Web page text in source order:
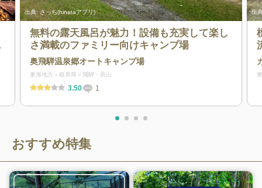
出典:さっち(hinataアプリ)
無料の露天風呂が魅力！設備も充実して楽し
さ満載のファミリー向けキャンプ場
奥飛騨温泉郷オートキャンプ場
東海地方 岐阜県 飛騨・高山
3.50 1
出
おすすめ特集